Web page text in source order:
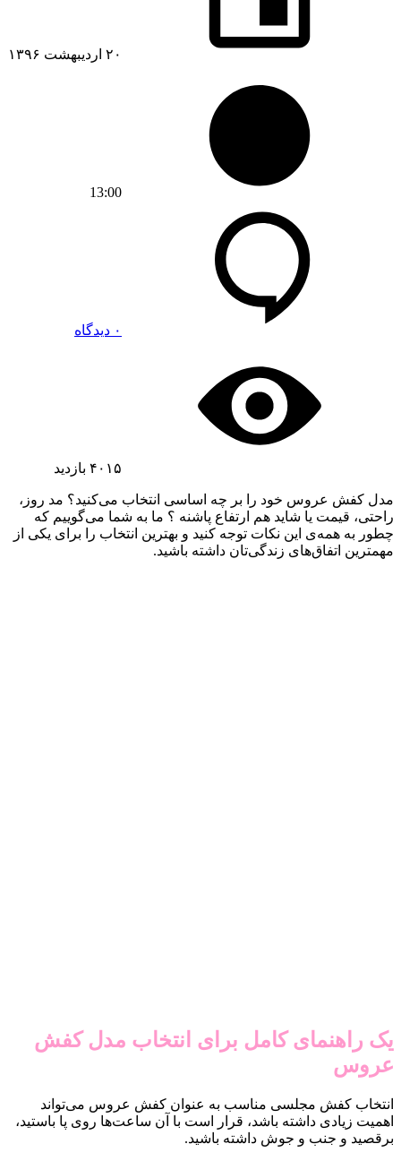
۲۰ اردیبهشت ۱۳۹۶
13:00
۰ دیدگاه
۴۰۱۵ بازدید
مدل کفش عروس خود را بر چه اساسی انتخاب می‌کنید؟ مد روز،
راحتی، قیمت یا شاید هم ارتفاع پاشنه ؟ ما به شما می‌گوییم که
چطور به همه‌ی این نکات توجه کنید و بهترین انتخاب را برای یکی از
مهمترین اتفاق‌های زندگی‌تان داشته باشید.
یک راهنمای کامل برای انتخاب مدل کفش
عروس
انتخاب کفش مجلسی مناسب به عنوان کفش عروس می‌تواند
اهمیت زیادی داشته باشد، قرار است با آن ساعت‌ها روی پا باستید،
برقصید و جنب و جوش داشته باشید.